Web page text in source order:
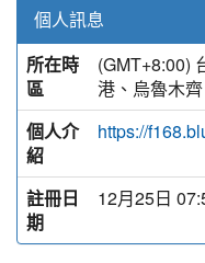
個人訊息
所在時
區
(GMT+8:00)
港、烏魯木齊
個人介
紹
https://
註冊日
期
12月25日